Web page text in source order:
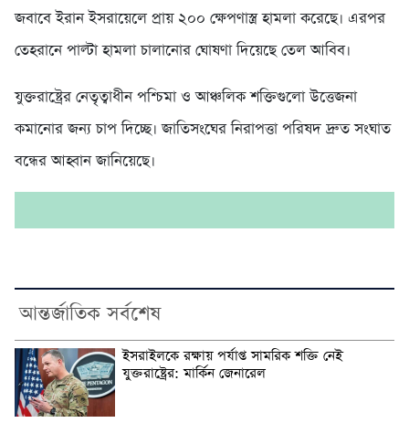
জবাবে ইরান ইসরায়েলে প্রায় ২০০ ক্ষেপণাস্ত্র হামলা করেছে। এরপর
তেহরানে পাল্টা হামলা চালানোর ঘোষণা দিয়েছে তেল আবিব।
যুক্তরাষ্ট্রের নেতৃত্বাধীন পশ্চিমা ও আঞ্চলিক শক্তিগুলো উত্তেজনা
কমানোর জন্য চাপ দিচ্ছে। জাতিসংঘের নিরাপত্তা পরিষদ দ্রুত সংঘাত
বন্ধের আহ্বান জানিয়েছে।
আন্তর্জাতিক সর্বশেষ
ইসরাইলকে রক্ষায় পর্যাপ্ত সামরিক শক্তি নেই
যুক্তরাষ্ট্রের: মার্কিন জেনারেল